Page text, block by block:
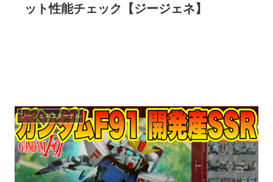
ット性能チェック【ジージェネ】
ジージェネエターナル